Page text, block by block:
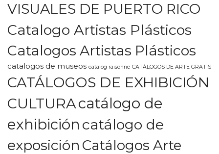
VISUALES DE PUERTO RICO
Catalogo Artistas Plásticos
Catalogos Artistas Plásticos
catalogos de museos catalog raisonne CATÁLOGOS DE ARTE GRATIS
CATÁLOGOS DE EXHIBICIÓN
CULTURAcatálogo de
exhibición catálogo de
exposición Catálogos Arte